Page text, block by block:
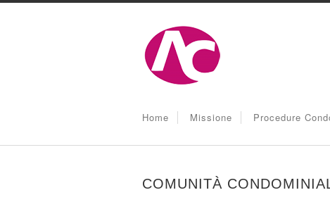
Home Missione Procedure
COMUNITÀ